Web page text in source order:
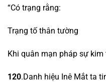
“Có trạng rằng:
Trạng tố thân tường
Khi quân mạn pháp sự kim
120.Danh hiệu Inê Mắt ta